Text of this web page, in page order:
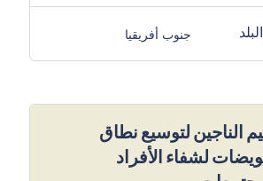
جنوب أفريقيا
الناجين لتوسيع نطاق
لشفاء الأفراد